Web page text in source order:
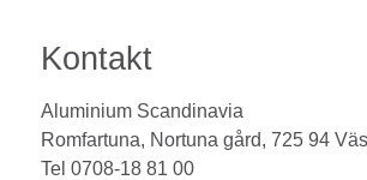
Kontakt
Aluminium Scandinavia
Romfartuna, Nortuna gård, 725 94
Tel 0708-18 81 00